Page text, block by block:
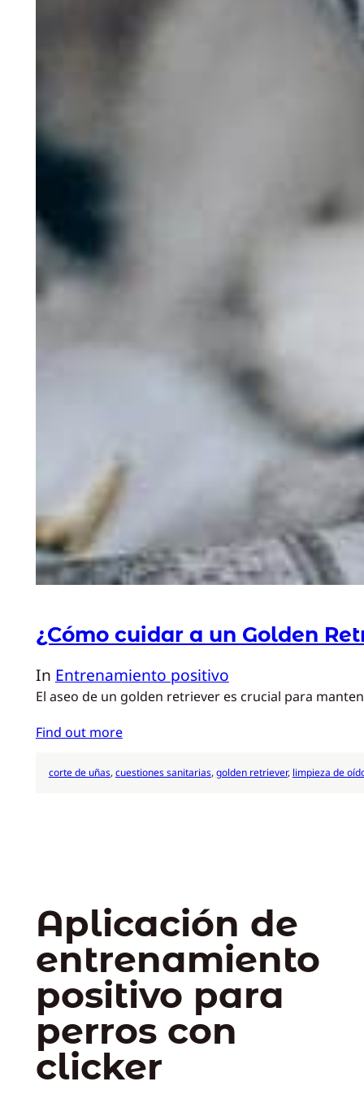
¿Cómo cuidar a un Golden
In Entrenamiento positivo
El aseo de un golden retriever es crucial para
Find out more
corte de uñas, cuestiones sanitarias, golden retriever, limpieza de
Aplicación de
entrenamiento
positivo para
perros con
clicker